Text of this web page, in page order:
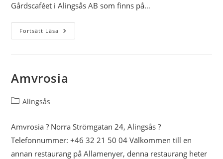
Gårdscaféet i Alingsås AB som finns på…
Fortsätt Läsa Gårdscaféet
I
Amvrosia
Inläggskategori:
Alingsås
Amvrosia ? Norra Strömgatan 24, Alingsås ?
Telefonnummer: +46 32 21 50 04 Välkommen till en
annan restaurang på Allamenyer, denna restaurang heter